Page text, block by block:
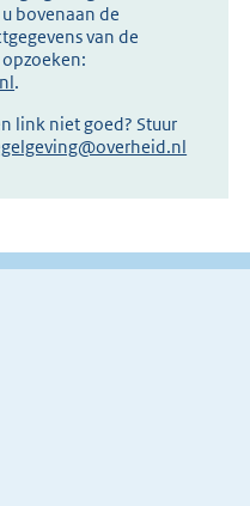
bovenaan de
van de
.
link niet goed? Stuur